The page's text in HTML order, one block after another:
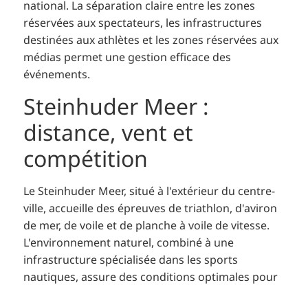
national. La séparation claire entre les zones
réservées aux spectateurs, les infrastructures
destinées aux athlètes et les zones réservées aux
médias permet une gestion efficace des
événements.
Steinhuder Meer :
distance, vent et
compétition
Le Steinhuder Meer, situé à l'extérieur du centre-
ville, accueille des épreuves de triathlon, d'aviron
de mer, de voile et de planche à voile de vitesse.
L'environnement naturel, combiné à une
infrastructure spécialisée dans les sports
nautiques, assure des conditions optimales pour